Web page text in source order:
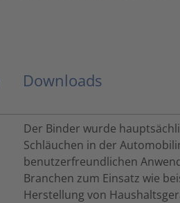
Downloads
Der Binder wurde
Schläuchen in der
benutzerfreundlichen
Branchen zum Einsatz wie
Herstellung von